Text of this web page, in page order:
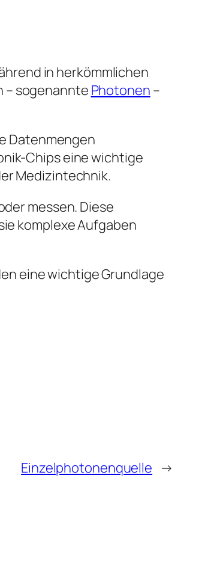
in herkömmlichen
– sogenannte Photonen –
Datenmengen
Chips eine wichtige
Medizintechnik.
messen. Diese
komplexe Aufgaben
eine wichtige Grundlage
Einzelphotonenquelle →